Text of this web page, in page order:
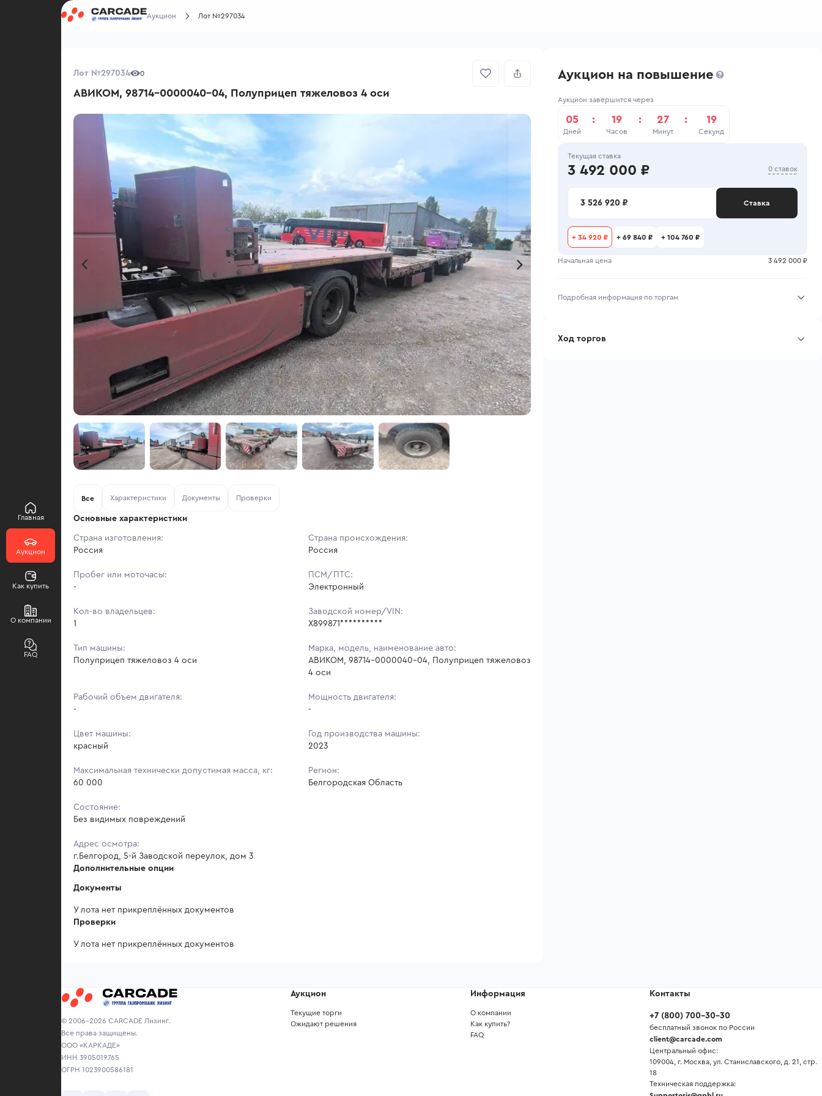
Главная
Аукцион
Как купить
О компании
FAQ
Аукцион Лот №297034
Лот №297034 0
АВИКОМ, 98714-0000040-04, Полуприцеп тяжеловоз 4 оси
Все Характеристики Документы Проверки
Основные характеристики
Страна изготовления:
Россия
Страна происхождения:
Россия
Пробег или моточасы:
-
ПСМ/ПТС:
Электронный
Кол-во владельцев:
1
Заводской номер/VIN:
X899871**********
Тип машины:
Полуприцеп тяжеловоз 4 оси
Марка, модель, наименование авто:
АВИКОМ, 98714-0000040-04, Полуприцеп тяжеловоз
4 оси
Рабочий объем двигателя:
-
Мощность двигателя:
-
Цвет машины:
красный
Год производства машины:
2023
Максимальная технически допустимая масса, кг:
60 000
Регион:
Белгородская Область
Состояние:
Без видимых повреждений
Адрес осмотра:
г.Белгород, 5-й Заводской переулок, дом 3
Дополнительные опции
Документы
У лота нет прикреплённых документов
Проверки
У лота нет прикреплённых документов
Аукцион на повышение
Аукцион завершится через
05
Дней
: 19
Часов
: 27
Минут
: 18
Секунд
Текущая ставка
3 492 000 ₽ 0 ставок
3 526 920 ₽ Ставка
+ 34 920 ₽ + 69 840 ₽ + 104 760 ₽
Начальная цена 3 492 000 ₽
Подробная информация по торгам
Ход торгов
© 2006-2026 CARCADE Лизинг.
Все права защищены.
ООО «КАРКАДЕ»
ИНН 3905019765
ОГРН 1023900586181
Аукцион
Текущие торги
Ожидают решения
Информация
О компании
Как купить?
FAQ
Контакты
+7 (800) 700-30-30
бесплатный звонок по России
client@carcade.com
Центральный офис:
109004, г. Москва, ул. Станиславского, д. 21, стр.
18
Техническая поддержка: